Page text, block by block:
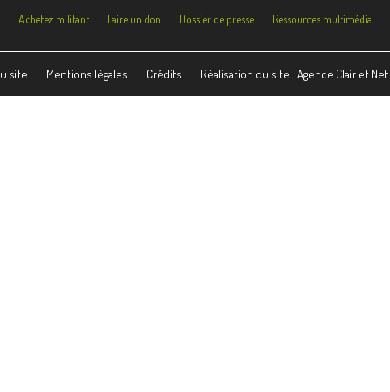
Achetez militant Faire un don Dossier de presse Ressources multimédia
site Mentions légales Crédits Réalisation du site : Agence Clair et Net.